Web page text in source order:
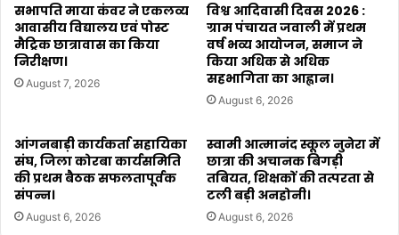
सभापति माया कंवर ने एकलव्य
आवासीय विद्यालय एवं पोस्ट
मैट्रिक छात्रावास का किया
निरीक्षण।
August 7, 2026
विश्व आदिवासी दिवस 2026 :
ग्राम पंचायत जवाली में प्रथम
वर्ष भव्य आयोजन, समाज ने
किया अधिक से अधिक
सहभागिता का आह्वान।
August 6, 2026
आंगनबाड़ी कार्यकर्ता सहायिका
संघ, जिला कोरबा कार्यसमिति
की प्रथम बैठक सफलतापूर्वक
संपन्न।
August 6, 2026
स्वामी आत्मानंद स्कूल नुनेरा में
छात्रा की अचानक बिगड़ी
तबियत, शिक्षकों की तत्परता से
टली बड़ी अनहोनी।
August 6, 2026